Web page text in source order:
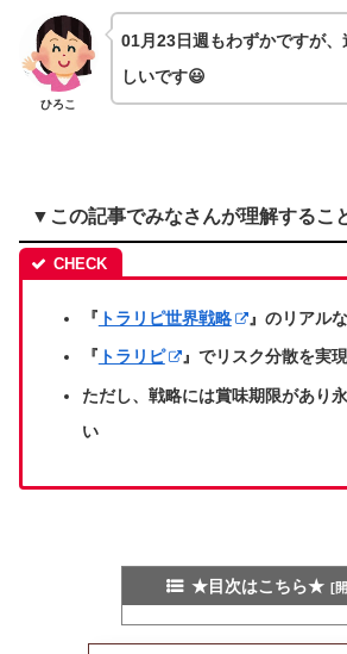
ひろこ
01月23日週もわずかですが
しいです😃
▼この記事でみなさんが理解するこ
『 トラリピ世界戦略 』のリアル
『 トラリピ 』でリスク分散を実
ただし、戦略には賞味期限があり
い
★目次はこちら★